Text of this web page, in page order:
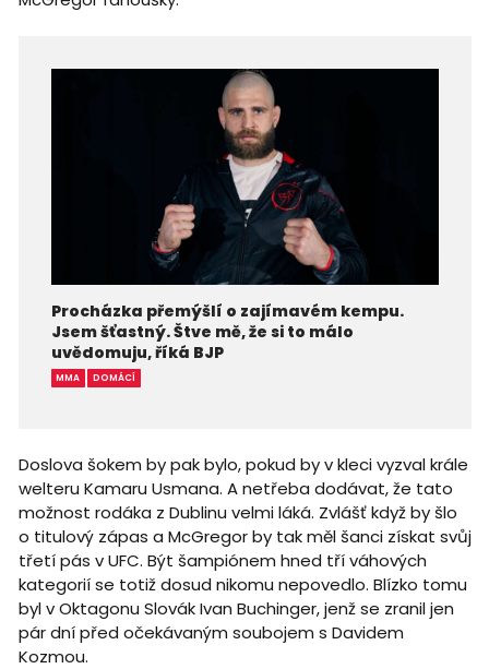
Procházka přemýšlí o zajímavém kempu.
Jsem šťastný. Štve mě, že si to málo
uvědomuju, říká BJP
MMA DOMÁCÍ
Doslova šokem by pak bylo, pokud by v kleci vyzval krále
welteru Kamaru Usmana. A netřeba dodávat, že tato
možnost rodáka z Dublinu velmi láká. Zvlášť když by šlo
o titulový zápas a McGregor by tak měl šanci získat svůj
třetí pás v UFC. Být šampiónem hned tří váhových
kategorií se totiž dosud nikomu nepovedlo. Blízko tomu
byl v Oktagonu Slovák Ivan Buchinger, jenž se zranil jen
pár dní před očekávaným soubojem s Davidem
Kozmou.